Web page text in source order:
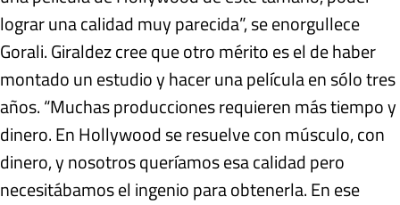
lograr una calidad muy parecida”, se enorgullece
Gorali. Giraldez cree que otro mérito es el de haber
montado un estudio y hacer una película en sólo tres
años. “Muchas producciones requieren más tiempo y
dinero. En Hollywood se resuelve con músculo, con
dinero, y nosotros queríamos esa calidad pero
necesitábamos el ingenio para obtenerla. En ese